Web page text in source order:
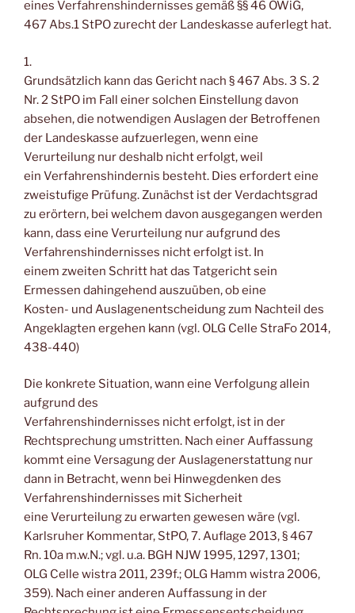
eines Verfahrenshindernisses gemäß §§ 46 OWiG,
467 Abs.1 StPO zurecht der Landeskasse auferlegt hat.
1.
Grundsätzlich kann das Gericht nach § 467 Abs. 3 S. 2
Nr. 2 StPO im Fall einer solchen Einstellung davon
absehen, die notwendigen Auslagen der Betroffenen
der Landeskasse aufzuerlegen, wenn eine
Verurteilung nur deshalb nicht erfolgt, weil
ein Verfahrenshindernis besteht. Dies erfordert eine
zweistufige Prüfung. Zunächst ist der Verdachtsgrad
zu erörtern, bei welchem davon ausgegangen werden
kann, dass eine Verurteilung nur aufgrund des
Verfahrenshindernisses nicht erfolgt ist. In
einem zweiten Schritt hat das Tatgericht sein
Ermessen dahingehend auszuüben, ob eine
Kosten- und Auslagenentscheidung zum Nachteil des
Angeklagten ergehen kann (vgl. OLG Celle StraFo 2014,
438-440)
Die konkrete Situation, wann eine Verfolgung allein
aufgrund des
Verfahrenshindernisses nicht erfolgt, ist in der
Rechtsprechung umstritten. Nach einer Auffassung
kommt eine Versagung der Auslagenerstattung nur
dann in Betracht, wenn bei Hinwegdenken des
Verfahrenshindernisses mit Sicherheit
eine Verurteilung zu erwarten gewesen wäre (vgl.
Karlsruher Kommentar, StPO, 7. Auflage 2013, § 467
Rn. 10a m.w.N.; vgl. u.a. BGH NJW 1995, 1297, 1301;
OLG Celle wistra 2011, 239f.; OLG Hamm wistra 2006,
359). Nach einer anderen Auffassung in der